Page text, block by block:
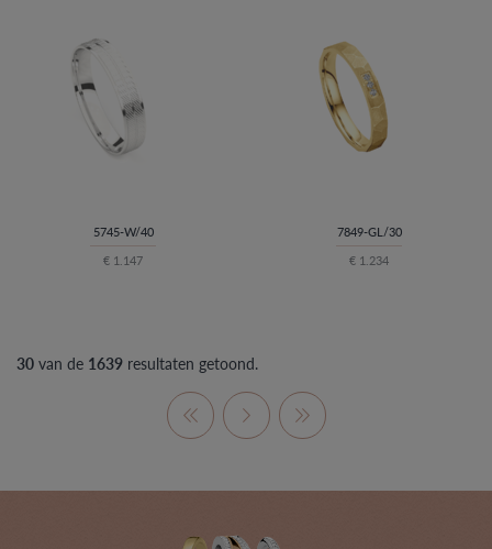
5745-W/40
€ 1.147
7849-GL/30
€ 1.234
30 van de 1639 resultaten getoond.